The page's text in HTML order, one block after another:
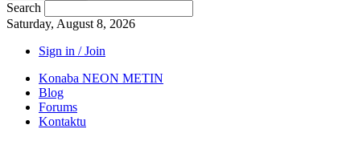
Search
Saturday, August 8, 2026
Sign in / Join
Konaba NEON METIN
Blog
Forums
Kontaktu